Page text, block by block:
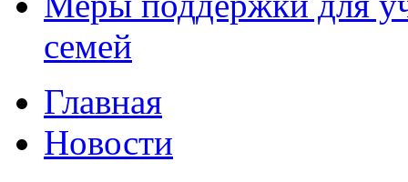
семей
Главная
Новости